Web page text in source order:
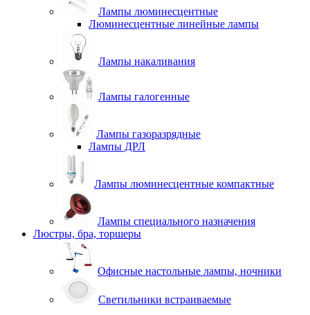
Лампы люминесцентные
Люминесцентные линейные лампы
Лампы накаливания
Лампы галогенные
Лампы газоразрядные
Лампы ДРЛ
Лампы люминесцентные компактные
Лампы специального назначения
Люстры, бра, торшеры
Офисные настольные лампы, ночники
Светильники встраиваемые